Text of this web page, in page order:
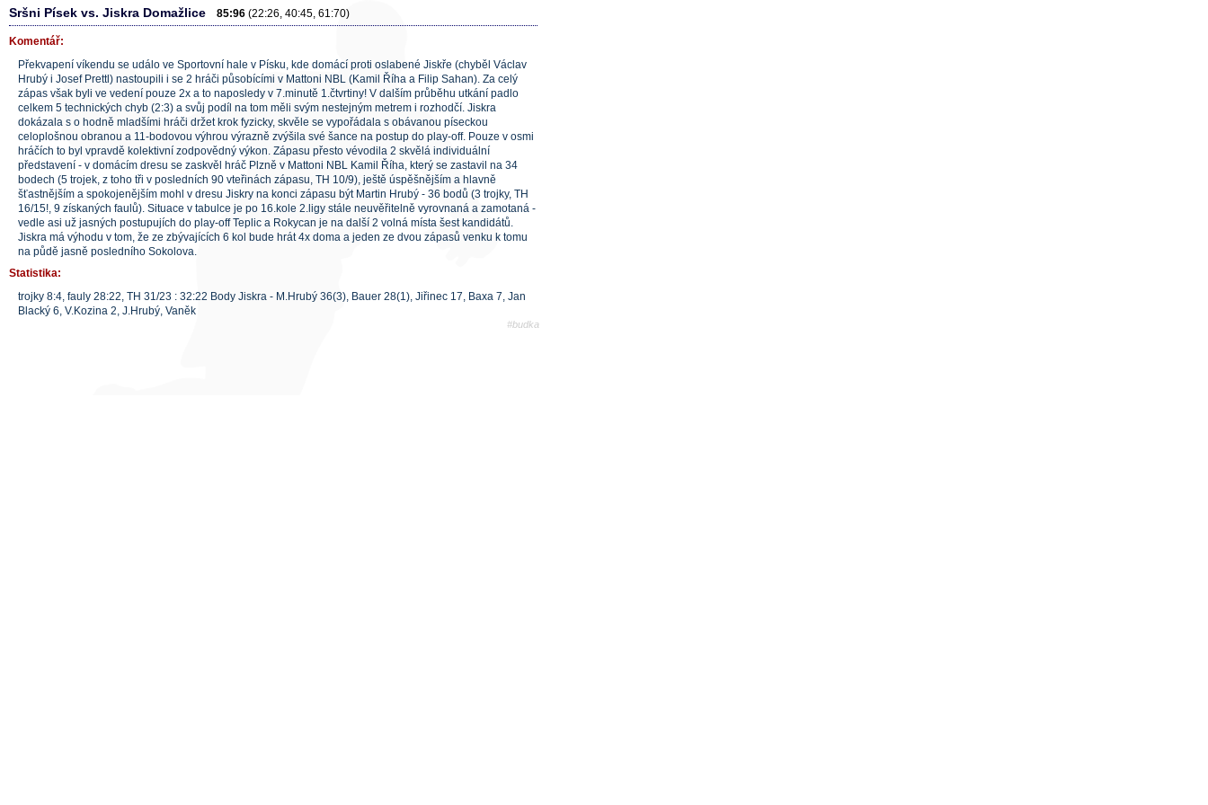
Sršni Písek vs. Jiskra Domažlice 85:96 (22:26, 40:45, 61:70)
Komentář:
Překvapení víkendu se událo ve Sportovní hale v Písku, kde domácí proti oslabené Jiskře (chyběl Václav
Hrubý i Josef Prettl) nastoupili i se 2 hráči působícími v Mattoni NBL (Kamil Říha a Filip Sahan). Za celý
zápas však byli ve vedení pouze 2x a to naposledy v 7.minutě 1.čtvrtiny! V dalším průběhu utkání padlo
celkem 5 technických chyb (2:3) a svůj podíl na tom měli svým nestejným metrem i rozhodčí. Jiskra
dokázala s o hodně mladšími hráči držet krok fyzicky, skvěle se vypořádala s obávanou píseckou
celoplošnou obranou a 11-bodovou výhrou výrazně zvýšila své šance na postup do play-off. Pouze v osmi
hráčích to byl vpravdě kolektivní zodpovědný výkon. Zápasu přesto vévodila 2 skvělá individuální
představení - v domácím dresu se zaskvěl hráč Plzně v Mattoni NBL Kamil Říha, který se zastavil na 34
bodech (5 trojek, z toho tři v posledních 90 vteřinách zápasu, TH 10/9), ještě úspěšnějším a hlavně
šťastnějším a spokojenějším mohl v dresu Jiskry na konci zápasu být Martin Hrubý - 36 bodů (3 trojky, TH
16/15!, 9 získaných faulů). Situace v tabulce je po 16.kole 2.ligy stále neuvěřitelně vyrovnaná a zamotaná -
vedle asi už jasných postupujích do play-off Teplic a Rokycan je na další 2 volná místa šest kandidátů.
Jiskra má výhodu v tom, že ze zbývajících 6 kol bude hrát 4x doma a jeden ze dvou zápasů venku k tomu
na půdě jasně posledního Sokolova.
Statistika:
trojky 8:4, fauly 28:22, TH 31/23 : 32:22 Body Jiskra - M.Hrubý 36(3), Bauer 28(1), Jiřinec 17, Baxa 7, Jan
Blacký 6, V.Kozina 2, J.Hrubý, Vaněk
#budka